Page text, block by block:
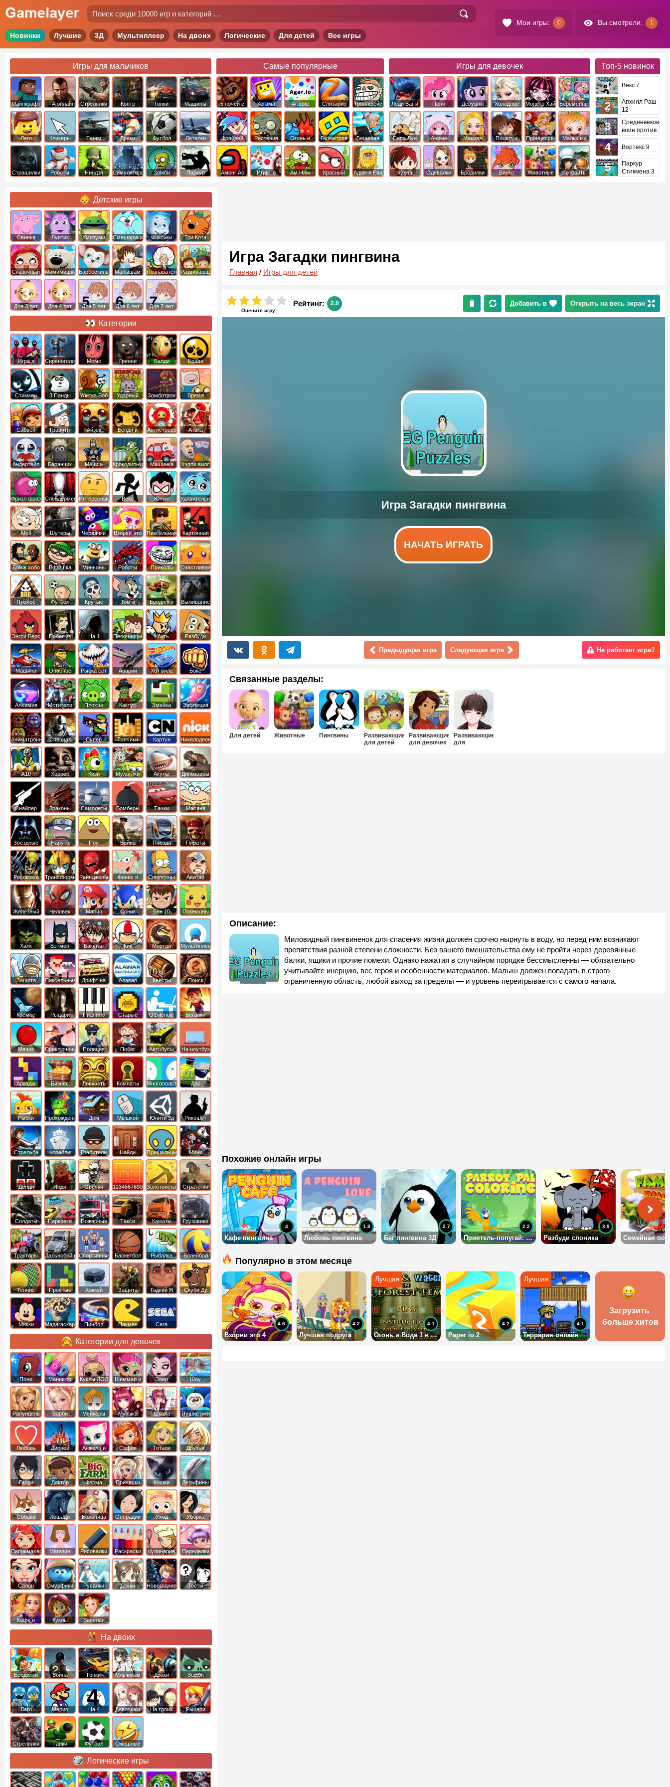
Мои игры: 0 Вы смотрели: 1
Новинки Лучшие 3Д Мультиплеер На двоих Логические Для детей Все игры
Игры для мальчиков
Майнкрафт ГТА онлайн Стрелялки
Контр
Страйк
Гонки Машины
Лего Кликеры Танки Драки Футбол Леталки
Страшилки Роботы Ниндзя Симуляторы Зомби Паркур
Самые популярные
5 ночей с
фредди
Когама Агарио Слизарио
Троллфейс
квест
Фрайдей
Найт
Фанкин
Растения
против
Зомби
Огонь и
Вода
Геометрия
Даш
Бешеная
бабка
сбежала из
психушки
Амонг Ас Игры Io Ам Ням
Красный
Адам и Ева
Игры для девочек
Леди Баг и
Супер Кот
Пони
Дружба это
Девушки
Эквестрии
Холодное
Сердце
Монстр Хай Беременные
Папа Луи Аниме Макияж Поцелуи
Принцессы
Диснея
Малышка
Хейзел
Кухня
Одевалки Бродилки Винкс Животные
Готовить
Топ-5 новинок
Векс 7
Апхилл Раш
12
Средневековый
воин против
Вортекс 9
Паркур
Стикмена 3
Игра Загадки пингвина
Главная / Игры для детей
Оцените игру
Рейтинг: 2.8 Добавить в Открыть на весь экран
НАЧАТЬ ИГРАТЬ
Предыдущая игра Следующая игра Не работает игра?
Связанные разделы:
Для детей Животные Пингвины
Развивающие
для детей
Развивающие
для девочек
Развивающие
для
Описание:
Миловидный пингвиненок для спасения жизни должен срочно нырнуть в воду, но перед ним возникают
препятствия разной степени сложности. Без вашего вмешательства ему не пройти через деревянные
балки, ящики и прочие помехи. Однако нажатия в случайном порядке бессмысленны — обязательно
учитывайте инерцию, вес героя и особенности материалов. Малыш должен попадать в строго
ограниченную область, любой выход за пределы — и уровень переигрывается с самого начала.
Похожие онлайн игры
Кафе пингвина
4
Любовь пингвина
1.8
Бег пингвина 3Д
2.7
Приятель-попугай: Раскраска
2.2
Разбуди слоника
3.9
Семейная
Популярно в этом месяце
Взорви это 4
4.6
Лучшая подруга
4.2
Огонь и Вода 1 в Лесном Храме
4.1
Paper io 2
4.2
Террария онлайн
4.1
Загрузить
больше хитов
Детские игры
Свинка
Пеппа
Лунтик Умизуми Смешарики Фиксики Три Кота
Сказочный
патруль
Мимимишки Барбоскины Малышам ПознавательныеРазвивающие
Для 3 лет Для 4 лет Для 5 лет Для 6 лет Для 7 лет
Категории
Игра в
Кальмара
Сиреноголовый Момо Гренни Балди
Браво
Старс
Стикмен 3 Панды Улитка Боб
Ударный
отряд котят
Зомботрон
Время
Приключений
Сабвей
Серф
Гравити
Фолз
Айзек
Бенди и
Чернильная
машина
Антистресс
Атака
Титанов
Андертейл
Баранчик
Шон
Мечи и
Сандали
Крокодильчик
Свомпи
Машинка
Вилли
Хэппи вилс
Фризл фраз Слендермен Интересные Векс
Юные
титаны
вперед
Удивительный
мир
Гамбола
Мой
шумный
дом
Шутеры Червячки Взорви это
Пиксельная
война
Картонная
башка
Бомж хобо
Воришка
боб
Миньоны
Роботы
динозавры
Приколы
Счастливая
обезьянка
Плохое
мороженое
Футбол
головами
Крутые
Том и
джерри
Бродилки
Приключения
Выживание
Энгри Берс
Побег из
тюрьмы
На 1 Песочницы
Убить
короля
Разбуди
коробку
Машина
ест
машину
Опасное
оружие
Рыбка ест
рыбку
Аварии
машин
Хот вилс Бокс
Алхимия Мстители
Плохие
свинки
Кактус
маккой
Змейка Эволюция
Аниматроники Спецназ
Супер
бойцы
Танчики
Картун
нетворк
Никелодеон
А10 Хоррор Кизи Мультики Акулы Динозавры
Снайпер Драконы Самолеты Бомберы Тачки Масяня
Звездные
войны
Наруто Поу Война Поезда
Пираты
Карибского
Моря
Росомаха ТрансформерыРейнджеры
Самураи
Финис и
Ферб
Симпсоны
Аватар
легенда об
Аанге
Железный
человек
Человек
Паук
Марио Соник Бен 10 Покемоны
Халк Бэтмен Бакуган
Кик
Бутовский
Мортал
комбат
Мультиплеер
Защита
королевства
Пиксельные
Дрифт на
машинах
Алавар Квесты
Поиск
предметов
Космос Рыцари Пианино Старые Офисные Бегалки
Мячик Приключения Полиция Побег Автобусы На ноутбук
Аркады
Бизнес
симуляторы
Ловкость Комнаты Многопользовательские
Дпс
Рыбки Прохождение Дом Мышкой Юнити 3д Рикошет
Cтрельба
из лука
Корабли Грабители
Найди
выход
Пришельцы Мини
Денди Инди
Овечки
идут домой
1234567890 ЗолотоискательСтратегии
Солдаты
Парковка
машин
Пожарные
машины
Такси Камазы Грузовики
Тракторы ДальнобойщикиСпортивные Баскетбол Рыбалка Волейбол
Теннис Простые Хоккей
Защита
башни
Гадкий Я Скуби Ду
Микки
Мадагаскар Пинбол Пакман Сега
Категории для девочек
Пони
креатор
Маникюр Куклы ЛОЛ
Шиммер и
Шайн
Эвер
Афтер Хай
Шоу
дельфинов
Рапунцель Барби Мейкеры Музыка Школа Пушистики
Любовь Дисней
Анжела и
том
София
Прекрасная
Тотали
Спайс
Друзья
ангелов
Гарри
Поттер
Доктор
Плюшева
Ферма Прически Кошки Дельфины
Собаки Лошади Больница Операции Уход Уборка
Парикмахер Магазин Рисовалки Раскраски Кулинария Переделки
Салон Смурфики Русалки Дочки Новогодние Тесты
Кафе и
Куклы
Веселая
На двоих
Бродилки Война Гонки Мльчикам Драки Зомби
Лего Марио На 4 Девочкам На троих Рыцари
Стрелялки Танки Футбол Смешные
Логические игры